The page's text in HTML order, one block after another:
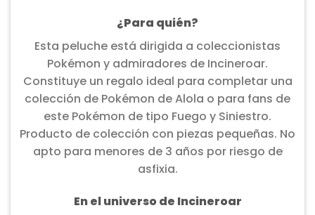
¿Para quién?
Esta peluche está dirigida a coleccionistas
Pokémon y admiradores de Incineroar.
Constituye un regalo ideal para completar una
colección de Pokémon de Alola o para fans de
este Pokémon de tipo Fuego y Siniestro.
Producto de colección con piezas pequeñas. No
apto para menores de 3 años por riesgo de
asfixia.
En el universo de Incineroar